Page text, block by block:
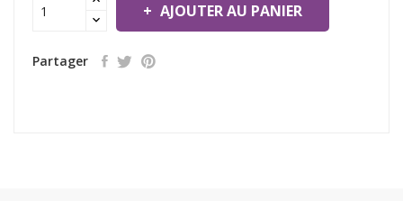
AJOUTER AU PANIER
Partager